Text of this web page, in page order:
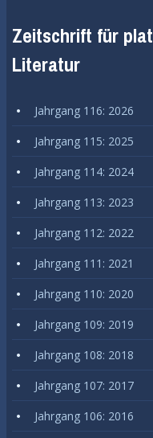
Zeitschrift für
Literatur
Jahrgang 116: 2026
Jahrgang 115: 2025
Jahrgang 114: 2024
Jahrgang 113: 2023
Jahrgang 112: 2022
Jahrgang 111: 2021
Jahrgang 110: 2020
Jahrgang 109: 2019
Jahrgang 108: 2018
Jahrgang 107: 2017
Jahrgang 106: 2016